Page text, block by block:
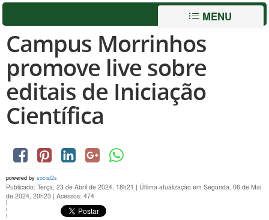
MENU
Campus Morrinhos
promove live sobre
editais de Iniciação
Científica
powered by social2s
Publicado: Terça, 23 de Abril de 2024, 18h21 | Última atualização em Segunda, 06 de Mai
de 2024, 20h23 | Acessos: 474